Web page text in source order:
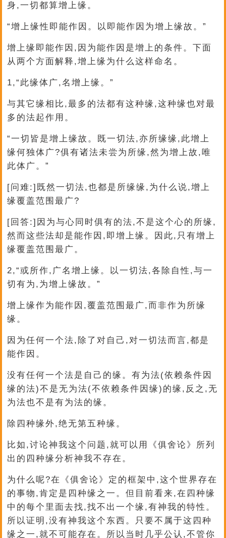
身,一切都算增上缘。
“增上缘性即能作因。以即能作因为增上缘故。”
增上缘即能作因,因为能作因是增上的条件。下面
从两个方面解释,增上缘为什么这样命名。
1,“此缘体广,名增上缘。”
与其它缘相比,最多的法都有这种缘,这种缘也对最
多的法起作用。
“一切皆是增上缘故。既一切法,亦所缘缘,此增上
缘何独体广?俱有诸法未尝为所缘,然为增上故,唯
此体广。”
[问难:]既然一切法,也都是所缘缘,为什么说,增上
缘覆盖范围最广?
[回答:]因为与心同时俱有的法,不是这个心的所缘,
然而这些法却是能作因,即增上缘。因此,只有增上
缘覆盖范围最广。
2,“或所作,广名增上缘。以一切法,各除自性,与一
切有为,为增上缘故。”
增上缘作为能作因,覆盖范围最广,而非作为所缘
缘。
因为任何一个法,除了对自己,对一切法而言,都是
能作因。
没有任何一个法是自己的缘。有为法(依赖条件因
缘的法)不是无为法(不依赖条件因缘)的缘,反之,无
为法也不是有为法的缘。
除四种缘外,绝无第五种缘。
比如,讨论神我这个问题,就可以用《俱舍论》所列
出的四种缘分析神我不存在。
为什么呢?在《俱舍论》定的框架中,这个世界存在
的事物,肯定是四种缘之一。但目前看来,在四种缘
中的每个里面去找,找不出一个缘,有神我的特性。
所以证明,没有神我这个东西。只要不属于这四种
缘之一,就不可能存在。所以当时几乎公认,不管你